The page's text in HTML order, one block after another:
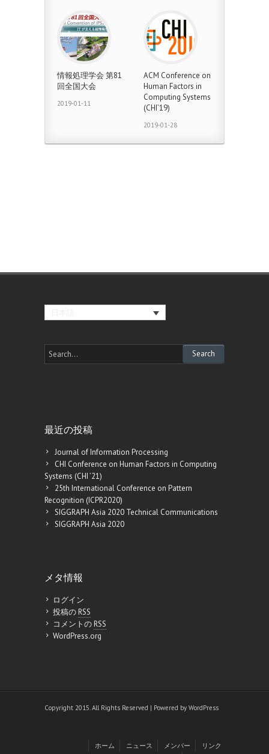
情報処理学会 第81
回全国大会
2019-01-11
ACM Conference on
Human Factors in
Computing Systems
(CHI’19)
2019-01-28
最近の投稿
Journal of Information Processing
CHI Conference on Human Factors in Computing
Systems (CHI ’21)
25th International Conference on Pattern
Recognition (ICPR2020)
SIGGRAPH Asia 2020 Technical Communications
SIGGRAPH Asia 2020
メタ情報
ログイン
投稿のRSS
コメントのRSS
WordPress.org
Copyright 2015. All Rights Reserved | Powered by WordPress
ホーム ニュース メンバー
リンク